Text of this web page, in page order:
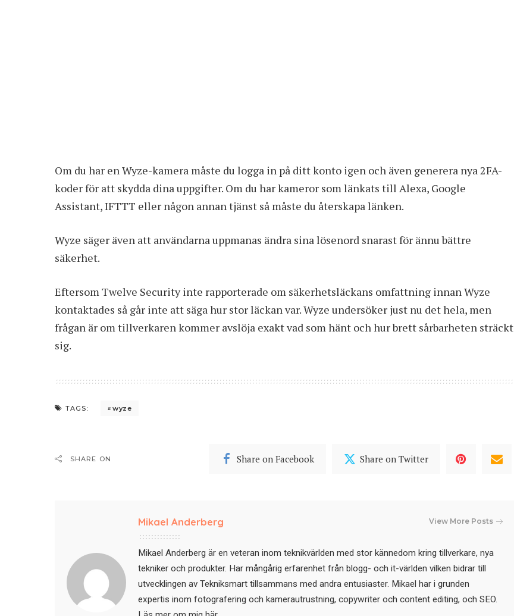
Om du har en Wyze-kamera måste du logga in på ditt konto igen och även generera nya 2FA-
koder för att skydda dina uppgifter. Om du har kameror som länkats till Alexa, Google
Assistant, IFTTT eller någon annan tjänst så måste du återskapa länken.
Wyze säger även att användarna uppmanas ändra sina lösenord snarast för ännu bättre
säkerhet.
Eftersom Twelve Security inte rapporterade om säkerhetsläckans omfattning innan Wyze
kontaktades så går inte att säga hur stor läckan var. Wyze undersöker just nu det hela, men
frågan är om tillverkaren kommer avslöja exakt vad som hänt och hur brett sårbarheten sträckt
sig.
TAGS: wyze
SHARE ON Share on Facebook Share on Twitter
Mikael Anderberg View More Posts
Mikael Anderberg är en veteran inom teknikvärlden med stor kännedom kring tillverkare, nya
tekniker och produkter. Har mångårig erfarenhet från blogg- och it-världen vilken bidrar till
utvecklingen av Tekniksmart tillsammans med andra entusiaster. Mikael har i grunden
expertis inom fotografering och kamerautrustning, copywriter och content editing, och SEO.